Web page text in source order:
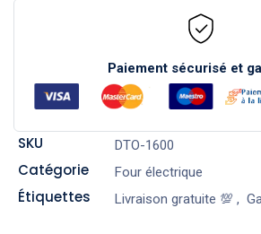
Paiement sécurisé et
SKU DTO-1600
Catégorie Four électrique
Étiquettes Livraison gratuite 💯 ,